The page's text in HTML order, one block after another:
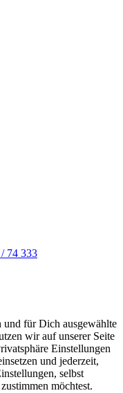
74 333
für Dich ausgewählte
wir auf unserer Seite
Einstellungen
und jederzeit,
selbst
möchtest.